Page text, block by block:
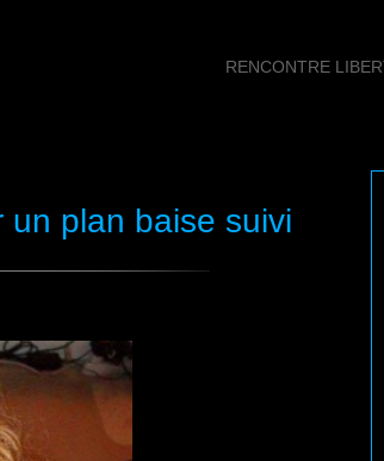
RENCONTRE
un plan baise suivi